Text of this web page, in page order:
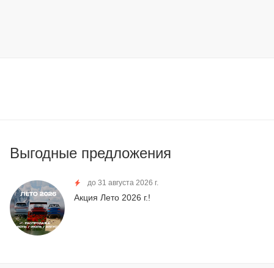
Выгодные предложения
до 31 августа 2026 г.
Акция Лето 2026 г.!